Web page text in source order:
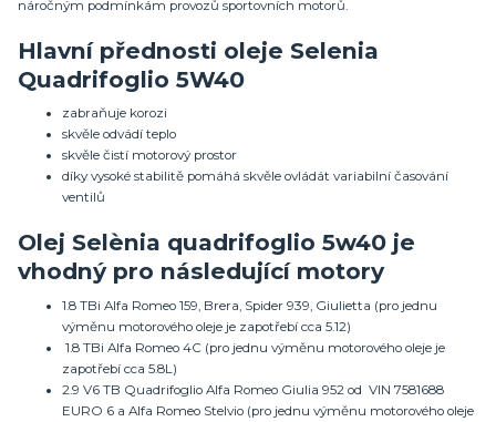
náročným podmínkám provozů sportovních motorů.
Hlavní přednosti oleje Selenia
Quadrifoglio 5W40
zabraňuje korozi
skvěle odvádí teplo
skvěle čistí motorový prostor
díky vysoké stabilitě pomáhá skvěle ovládát variabilní časování
ventilů
Olej Selènia quadrifoglio 5w40 je
vhodný pro následující motory
1.8 TBi Alfa Romeo 159, Brera, Spider 939, Giulietta (pro jednu
výměnu motorového oleje je zapotřebí cca 5.12)
1.8 TBi Alfa Romeo 4C (pro jednu výměnu motorového oleje je
zapotřebí cca 5.8L)
2.9 V6 TB Quadrifoglio Alfa Romeo Giulia 952 od VIN 7581688
EURO 6 a Alfa Romeo Stelvio (pro jednu výměnu motorového oleje